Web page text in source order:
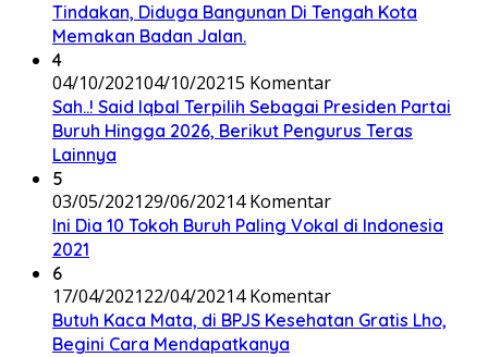
Tindakan, Diduga Bangunan Di Tengah Kota
Memakan Badan Jalan.
4
04/10/202104/10/20215 Komentar
Sah..! Said Iqbal Terpilih Sebagai Presiden Partai
Buruh Hingga 2026, Berikut Pengurus Teras
Lainnya
5
03/05/202129/06/20214 Komentar
Ini Dia 10 Tokoh Buruh Paling Vokal di Indonesia
2021
6
17/04/202122/04/20214 Komentar
Butuh Kaca Mata, di BPJS Kesehatan Gratis Lho,
Begini Cara Mendapatkanya